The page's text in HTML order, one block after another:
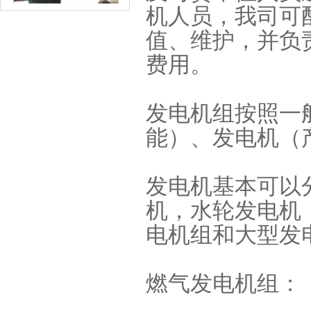
机人员，我司可
值、维护，并负
费用。
发电机组按照一
能）、发电机（
发电机基本可以
机，水轮发电机
电机组和大型发
燃气发电机组：